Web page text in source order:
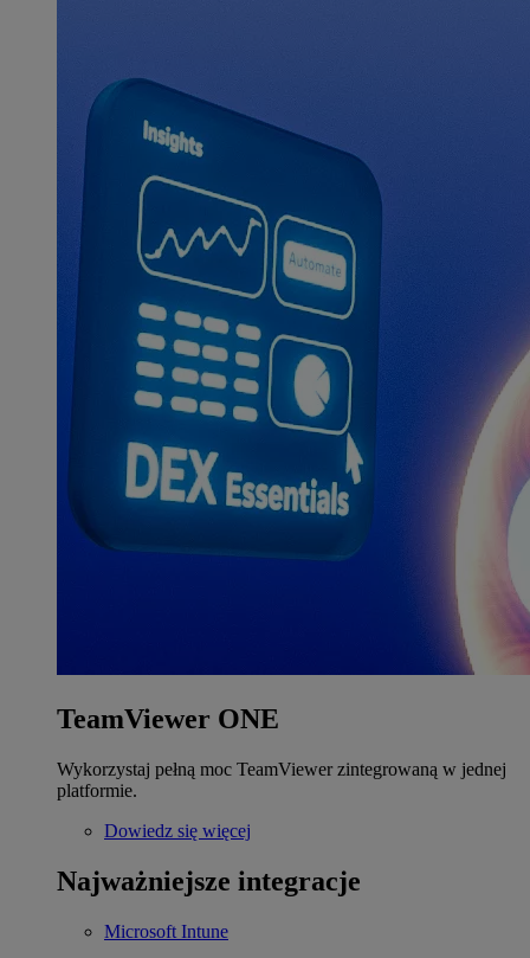
TeamViewer ONE
Wykorzystaj pełną moc TeamViewer zintegrowaną w jednej
platformie.
Dowiedz się więcej
Najważniejsze integracje
Microsoft Intune